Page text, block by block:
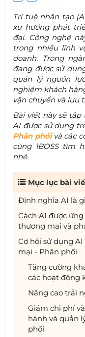
Trí tuệ nhân tạo
xu hướng phát
đại. Công nghệ
trong nhiều lĩnh
doanh. Trong
đang được sử
quản lý nguồn
nghiệm khách
vận chuyển và lưu
Bài viết này sẽ
AI được sử dụng
Phân phốivà các
cùng 1BOSS tìm
nhé.
Mục lục bài
Định nghĩa AI là
Cách AI được
thương mại và
Cơ hội sử dụng
mại - Phân phối
Tăng cường
các hoạt động
Nâng cao trải
Giảm chi phí
hành và quản
phối